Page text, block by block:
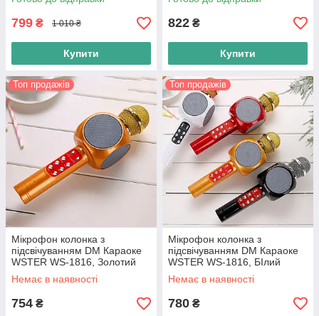
799 ₴ 1 010 ₴
Купити
822 ₴
Купити
Топ продажів
Мікрофон колонка з
підсвічуванням DM Караоке
WSTER WS-1816, Золотий
Немає в наявності
754 ₴
Топ продажів
Мікрофон колонка з
підсвічуванням DM Караоке
WSTER WS-1816, БІлий
Немає в наявності
780 ₴